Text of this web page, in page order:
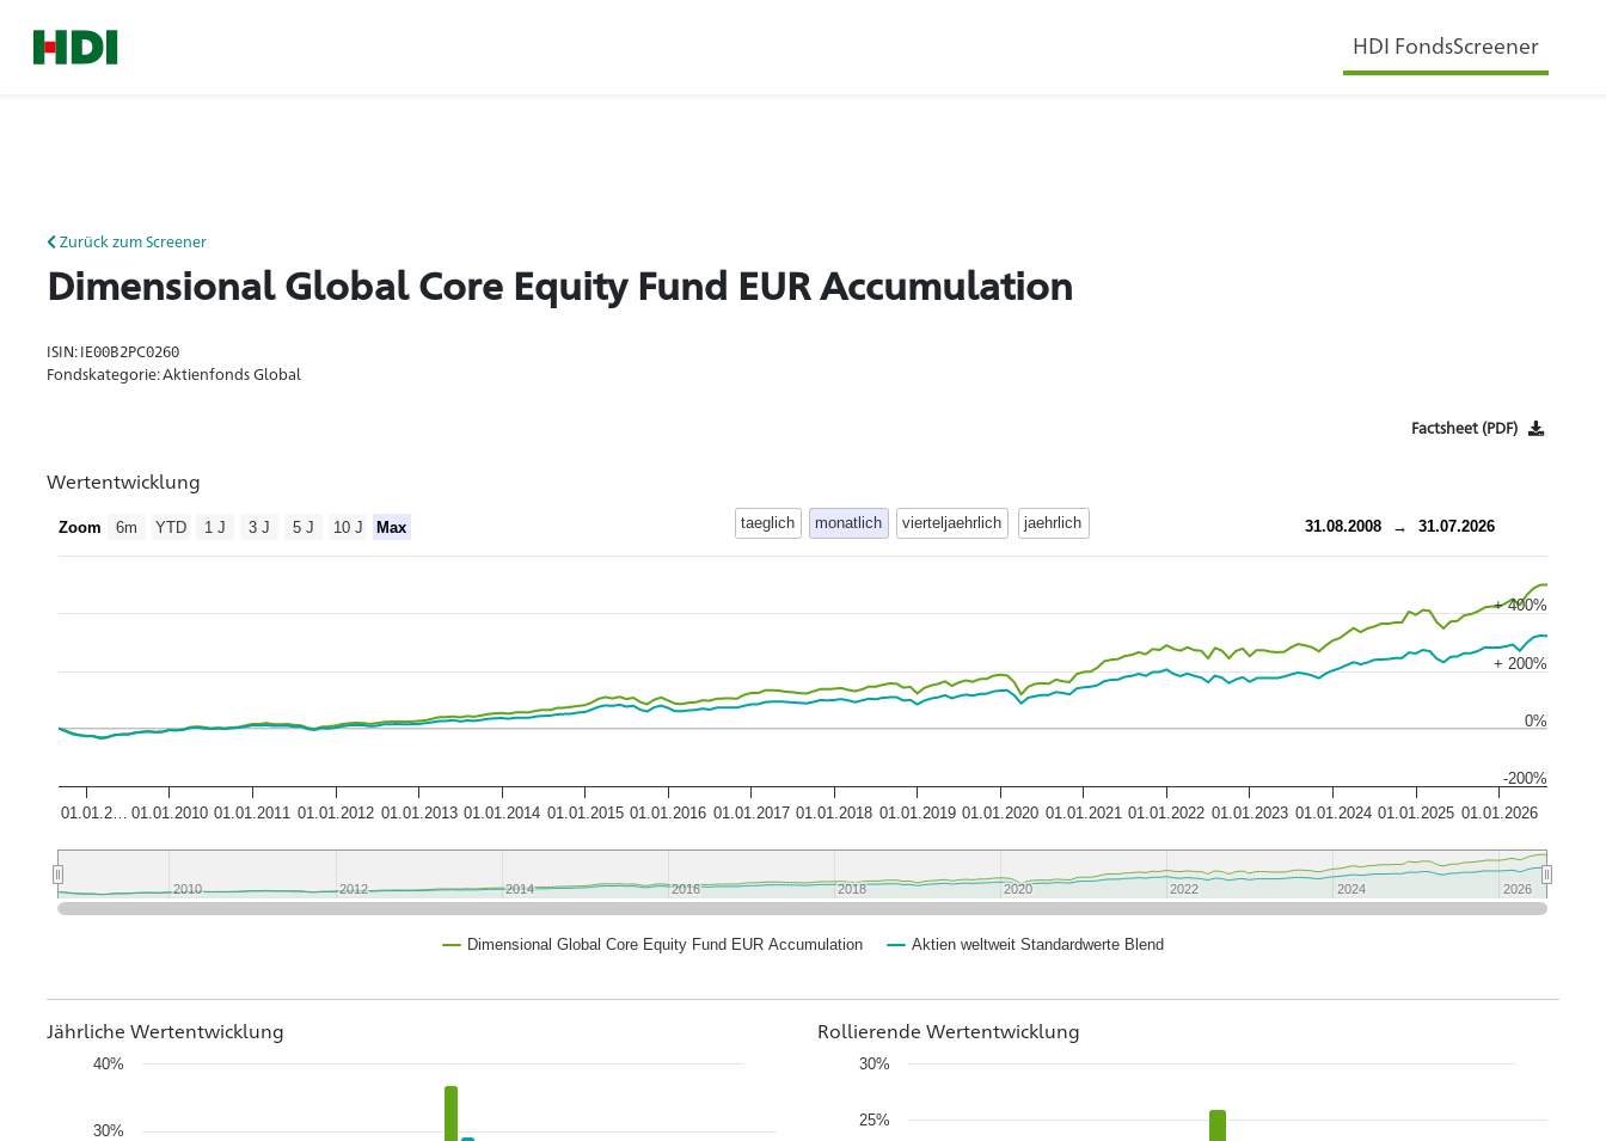
HDI FondsScreener
Zurück zum Screener
Dimensional Global Core Equity Fund EUR Accumulation
ISIN: IE00B2PC0260
Fondskategorie: Aktienfonds Global
Factsheet (PDF)
Wertentwicklung
taeglich monatlich vierteljaehrlich jaehrlich
Zoom 6m YTD 1 J 3 J 5 J 10 J Max 31.08.2008 → 31.07.2026
Dimensional Global Core Equity Fund EUR Accumulation Aktien weltweit Standardwerte Blend
01.01.2… 01.01.2010 01.01.2011 01.01.2012 01.01.2013 01.01.2014 01.01.2015 01.01.2016 01.01.2017 01.01.2018 01.01.2019 01.01.2020 01.01.2021 01.01.2022 01.01.2023 01.01.2024 01.01.2025 01.01.2026
2010
2010 2012
2012 2014
2014 2016
2016 2018
2018 2020
2020 2022
2022 2024
2024 2026
2026
-200%
0%
+ 200%
+ 400%
Jährliche Wertentwicklung
30%
40%
Rollierende Wertentwicklung
25%
30%